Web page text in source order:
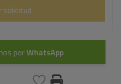
solicitud
porWhatsApp